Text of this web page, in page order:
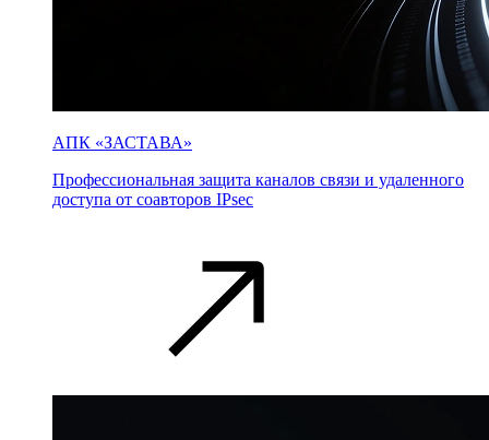
АПК «ЗАСТАВА»
Профессиональная защита каналов связи и удаленного
доступа от соавторов IPsec